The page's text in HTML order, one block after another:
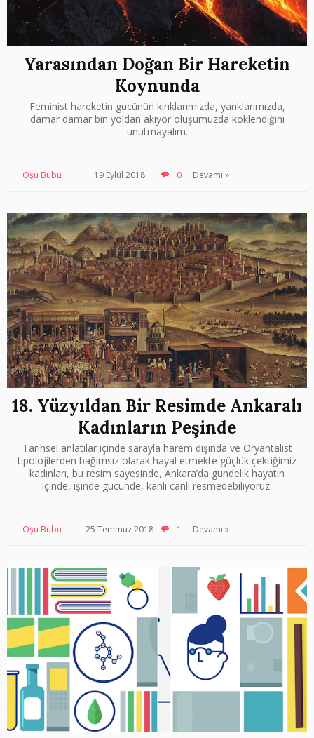
Yarasından Doğan Bir Hareketin
Koynunda
Feminist hareketin gücünün kırıklarımızda, yarıklarımızda,
damar damar bin yoldan akıyor oluşumuzda köklendiğini
unutmayalım.
Oşu Bubu 19 Eylül 2018 0 Devamı »
18. Yüzyıldan Bir Resimde Ankaralı
Kadınların Peşinde
Tarihsel anlatılar içinde sarayla harem dışında ve Oryantalist
tipolojilerden bağımsız olarak hayal etmekte güçlük çektiğimiz
kadınları, bu resim sayesinde, Ankara’da gündelik hayatın
içinde, işinde gücünde, kanlı canlı resmedebiliyoruz.
Oşu Bubu 25 Temmuz 2018 1 Devamı »